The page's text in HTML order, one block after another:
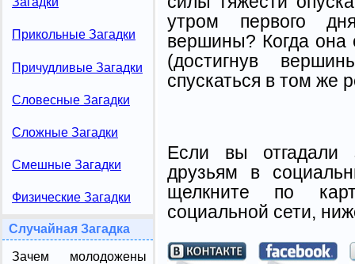
Прикольные Загадки
Причудливые Загадки
Словесные Загадки
Сложные Загадки
Смешные Загадки
Физические Загадки
Случайная Загадка
Зачем молодожены
утром первого
вершины? Когда она
(достигнув
спускаться в том же
Если вы отгадали
друзьям в
щелкните по
социальной сети,